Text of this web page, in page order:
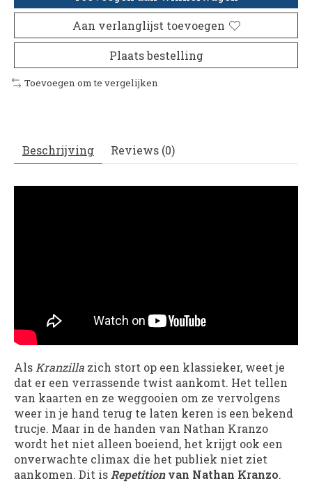
Aan verlanglijst toevoegen
Plaats bestelling
Toevoegen om te vergelijken
Beschrijving Reviews (0)
AlsKranzilla zich stort op een klassieker, weet je
dat er een verrassende twist aankomt. Het tellen
van kaarten en ze weggooien om ze vervolgens
weer in je hand terug te laten keren is een bekend
trucje. Maar in de handen van Nathan Kranzo
wordt het niet alleen boeiend, het krijgt ook een
onverwachte climax die het publiek niet ziet
aankomen. Dit isRepetitionvan Nathan Kranzo.